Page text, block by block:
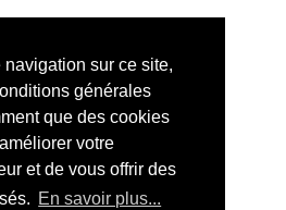
sur ce site,
générales
que des cookies
votre
et de vous offrir des
En savoir plus...